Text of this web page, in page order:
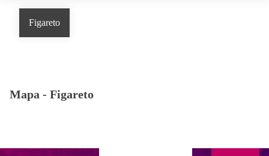
Figareto
Mapa - Figareto